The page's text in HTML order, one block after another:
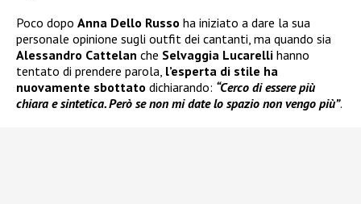
Poco dopo Anna Dello Russo ha iniziato a dare la sua
personale opinione sugli outfit dei cantanti, ma quando sia
Alessandro Cattelan che Selvaggia Lucarelli hanno
tentato di prendere parola, l’esperta di stile ha
nuovamente sbottato dichiarando: “Cerco di essere più
chiara e sintetica. Però se non mi date lo spazio non vengo più”.